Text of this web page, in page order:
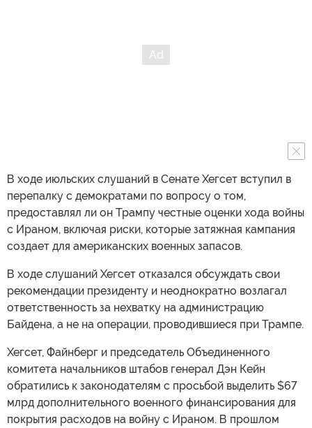
В ходе июльских слушаний в Сенате Хегсет вступил в
перепалку с демократами по вопросу о том,
предоставлял ли он Трампу честные оценки хода войны
с Ираном, включая риски, которые затяжная кампания
создает для американских военных запасов.
В ходе слушаний Хегсет отказался обсуждать свои
рекомендации президенту и неоднократно возлагал
ответственность за нехватку на администрацию
Байдена, а не на операции, проводившиеся при Трампе.
Хегсет, Файнберг и председатель Объединенного
комитета начальников штабов генерал Дэн Кейн
обратились к законодателям с просьбой выделить $67
млрд дополнительного военного финансирования для
покрытия расходов на войну с Ираном. В прошлом